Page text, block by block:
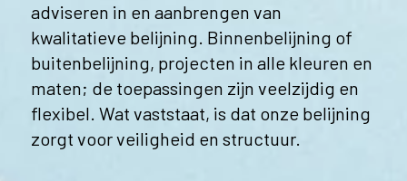
adviseren in en aanbrengen van
kwalitatieve belijning. Binnenbelijning of
buitenbelijning, projecten in alle kleuren en
maten; de toepassingen zijn veelzijdig en
flexibel. Wat vaststaat, is dat onze belijning
zorgt voor veiligheid en structuur.